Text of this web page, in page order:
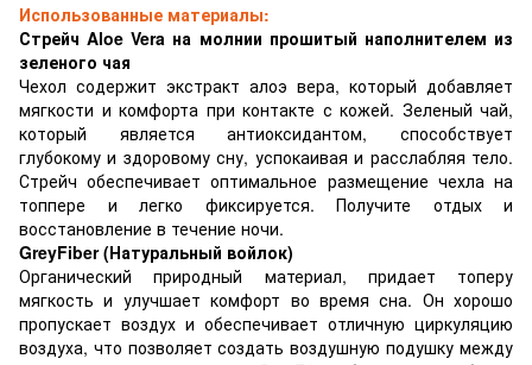
Использованные материалы:
Стрейч Aloe Vera на молнии прошитый наполнителем из
зеленого чая
Чехол содержит экстракт алоэ вера, который добавляет
мягкости и комфорта при контакте с кожей. Зеленый чай,
который является антиоксидантом, способствует
глубокому и здоровому сну, успокаивая и расслабляя тело.
Стрейч обеспечивает оптимальное размещение чехла на
топпере и легко фиксируется. Получите отдых и
восстановление в течение ночи.
GreyFiber (Натуральный войлок)
Органический природный материал, придает топеру
мягкость и улучшает комфорт во время сна. Он хорошо
пропускает воздух и обеспечивает отличную циркуляцию
воздуха, что позволяет создать воздушную подушку между